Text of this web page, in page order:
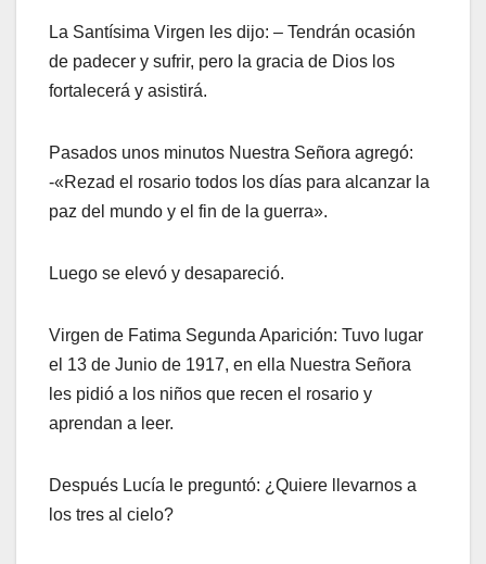
La Santísima Virgen les dijo: – Tendrán ocasión
de padecer y sufrir, pero la gracia de Dios los
fortalecerá y asistirá.
Pasados unos minutos Nuestra Señora agregó:
-«Rezad el rosario todos los días para alcanzar la
paz del mundo y el fin de la guerra».
Luego se elevó y desapareció.
Virgen de Fatima Segunda Aparición: Tuvo lugar
el 13 de Junio de 1917, en ella Nuestra Señora
les pidió a los niños que recen el rosario y
aprendan a leer.
Después Lucía le preguntó: ¿Quiere llevarnos a
los tres al cielo?